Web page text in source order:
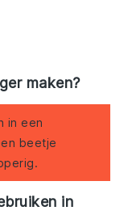
maken?
in een
beetje
in